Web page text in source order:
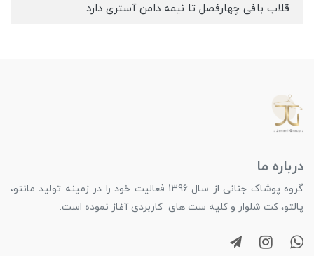
قلاب بافی چهارفصل تا نیمه دامن آستری دارد
درباره ما
گروه پوشاک جنانی از سال 1396 فعالیت خود را در زمینه تولید مانتو،
پالتو، کت شلوار و کلیه ست های کاربردی آغاز نموده است.